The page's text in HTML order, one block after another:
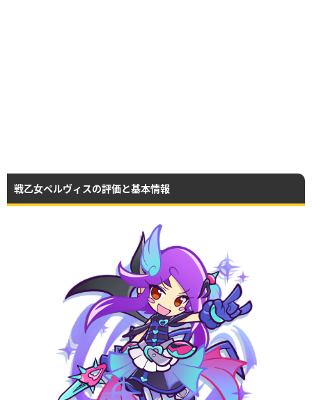
戦乙女ペルヴィスの評価と基本情報